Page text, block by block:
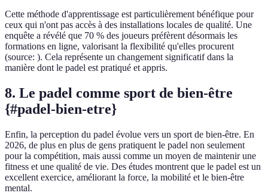
Cette méthode d'apprentissage est particulièrement bénéfique pour
ceux qui n'ont pas accès à des installations locales de qualité. Une
enquête a révélé que 70 % des joueurs préfèrent désormais les
formations en ligne, valorisant la flexibilité qu'elles procurent
(source: ). Cela représente un changement significatif dans la
manière dont le padel est pratiqué et appris.
8. Le padel comme sport de bien-être
{#padel-bien-etre}
Enfin, la perception du padel évolue vers un sport de bien-être. En
2026, de plus en plus de gens pratiquent le padel non seulement
pour la compétition, mais aussi comme un moyen de maintenir une
fitness et une qualité de vie. Des études montrent que le padel est un
excellent exercice, améliorant la force, la mobilité et le bien-être
mental.